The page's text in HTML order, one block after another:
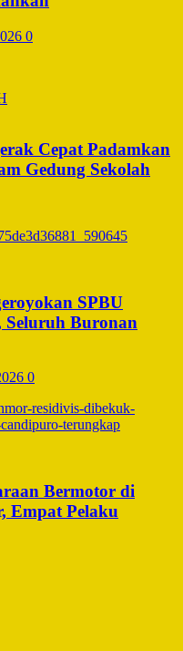
0
Cepat Padamkan
Gedung Sekolah
SPBU
Buronan
0
Bermotor di
Empat Pelaku